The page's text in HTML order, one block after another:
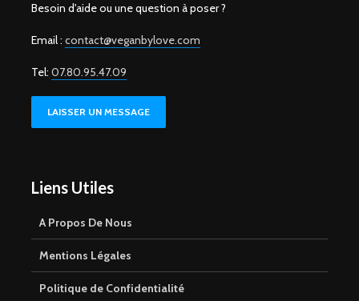
Besoin d'aide ou une question à poser ?
Email : contact@veganbylove.com
Tel: 07.80.95.47.09
LAISSER UN MESSAGE
Liens Utiles
A Propos De Nous
Mentions Légales
Politique de Confidentialité